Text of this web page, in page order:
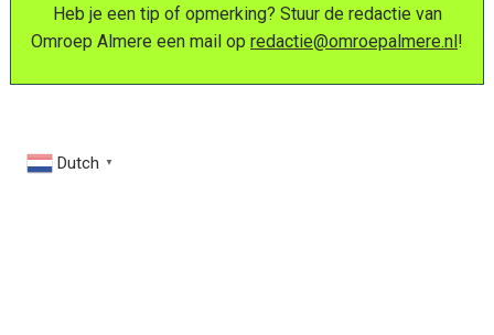
Heb je een tip of opmerking? Stuur de redactie van
Omroep Almere een mail op redactie@omroepalmere.nl!
Dutch ▼